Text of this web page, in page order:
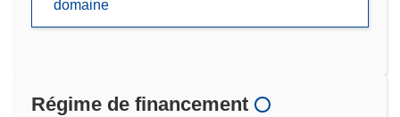
domaine
Régime de financement